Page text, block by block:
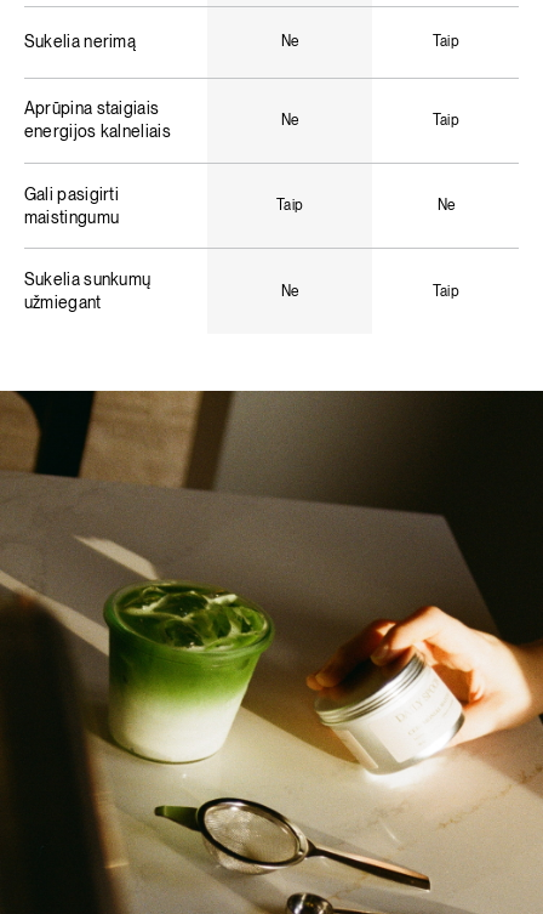
Sukelia nerimą Ne Taip
Aprūpina staigiais
energijos kalneliais
Ne Taip
Gali pasigirti
maistingumu
Taip Ne
Sukelia sunkumų
užmiegant
Ne Taip